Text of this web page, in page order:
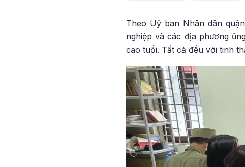
Theo Uỷ ban Nhân dân
nghiệp và các địa phương
cao tuổi. Tất cả đều với tinh